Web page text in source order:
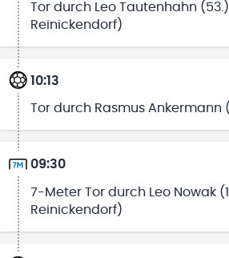
Tor durch Leo Tautenhahn
Reinickendorf)
10:13
Tor durch Rasmus Ankermann
09:30
7-Meter Tor durch Leo Nowak
Reinickendorf)